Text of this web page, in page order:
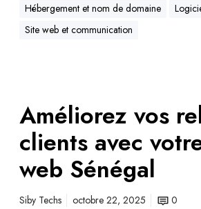
Hébergement et nom de domaine
Site web et communication
Améliorez vos
clients avec
web Sénégal
Siby Techs octobre 22, 2025 0